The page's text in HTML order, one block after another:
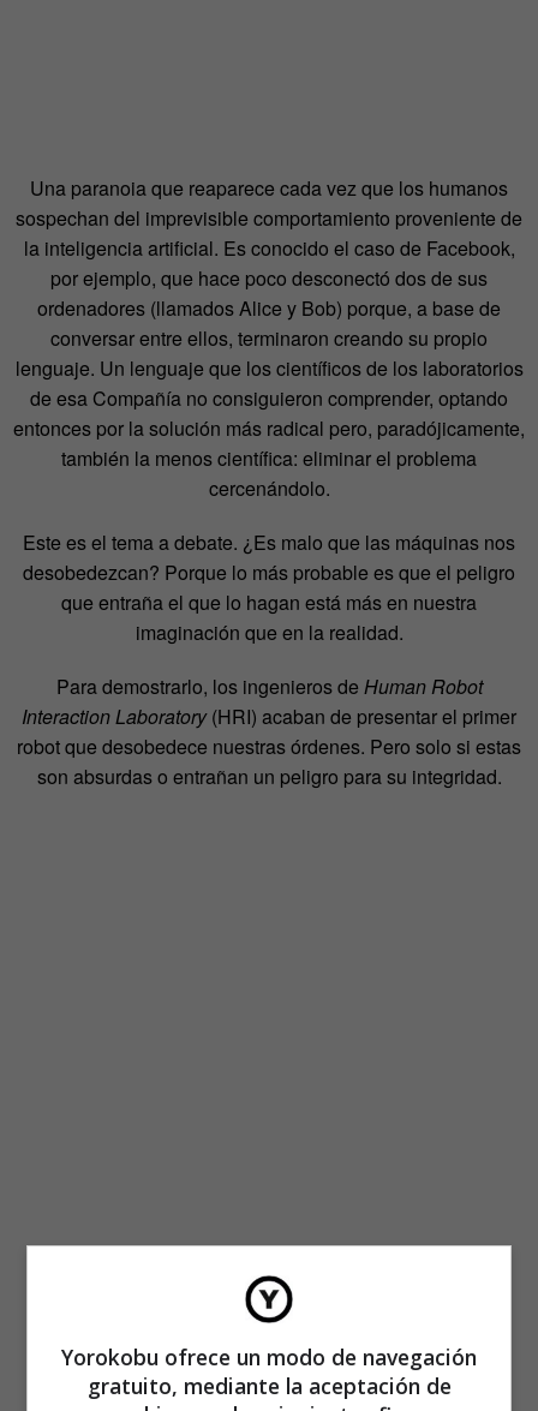
Una paranoia que reaparece cada vez que los humanos
sospechan del imprevisible comportamiento proveniente de
la inteligencia artificial. Es conocido el caso de Facebook,
por ejemplo, que hace poco desconectó dos de sus
ordenadores (llamados Alice y Bob) porque, a base de
conversar entre ellos, terminaron creando su propio
lenguaje. Un lenguaje que los científicos de los laboratorios
de esa Compañía no consiguieron comprender, optando
entonces por la solución más radical pero, paradójicamente,
también la menos científica: eliminar el problema
cercenándolo.
Este es el tema a debate. ¿Es malo que las máquinas nos
desobedezcan? Porque lo más probable es que el peligro
que entraña el que lo hagan está más en nuestra
imaginación que en la realidad.
Para demostrarlo, los ingenieros de Human Robot
Interaction Laboratory(HRI) acaban de presentar el primer
robot que desobedece nuestras órdenes. Pero solo si estas
son absurdas o entrañan un peligro para su integridad.
Yorokobu ofrece un modo de navegación
gratuito, mediante la aceptación de